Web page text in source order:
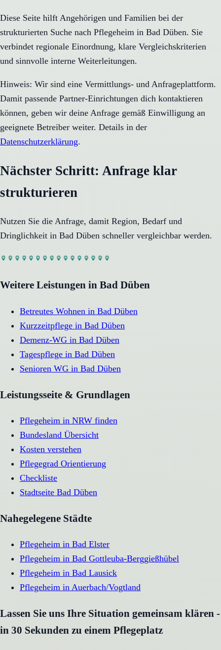
Diese Seite hilft Angehörigen und Familien bei der
strukturierten Suche nach Pflegeheim in Bad Düben. Sie
verbindet regionale Einordnung, klare Vergleichskriterien
und sinnvolle interne Weiterleitungen.
Hinweis: Wir sind eine Vermittlungs- und Anfrageplattform.
Damit passende Partner-Einrichtungen dich kontaktieren
können, geben wir deine Anfrage gemäß Einwilligung an
geeignete Betreiber weiter. Details in der
Datenschutzerklärung.
Nächster Schritt: Anfrage klar
strukturieren
Nutzen Sie die Anfrage, damit Region, Bedarf und
Dringlichkeit in Bad Düben schneller vergleichbar werden.
Weitere Leistungen in Bad Düben
Betreutes Wohnen in Bad Düben
Kurzzeitpflege in Bad Düben
Demenz-WG in Bad Düben
Tagespflege in Bad Düben
Senioren WG in Bad Düben
Leistungsseite & Grundlagen
Pflegeheim in NRW finden
Bundesland Übersicht
Kosten verstehen
Pflegegrad Orientierung
Checkliste
Stadtseite Bad Düben
Nahegelegene Städte
Pflegeheim in Bad Elster
Pflegeheim in Bad Gottleuba-Berggießhübel
Pflegeheim in Bad Lausick
Pflegeheim in Auerbach/Vogtland
Lassen Sie uns Ihre Situation gemeinsam klären -
in 30 Sekunden zu einem Pflegeplatz